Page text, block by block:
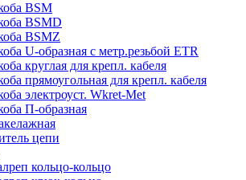
BSM
BSMD
BSMZ
U-образная с метр.резьбой ETR
круглая для крепл. кабеля
прямоугольная для крепл. кабеля
электроуст. Wkret-Met
П-образная
цепи
кольцо-кольцо